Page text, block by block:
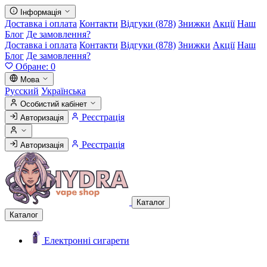
Інформація
Доставка і оплата Контакти Відгуки (878) Знижки Акції Наш
Блог Де замовлення?
Доставка і оплата Контакти Відгуки (878) Знижки Акції Наш
Блог Де замовлення?
Обране: 0
Мова
Русский Українська
Особистий кабінет
Авторизація
Реєстрація
Авторизація Реєстрація
Каталог
Каталог
Електронні сигарети